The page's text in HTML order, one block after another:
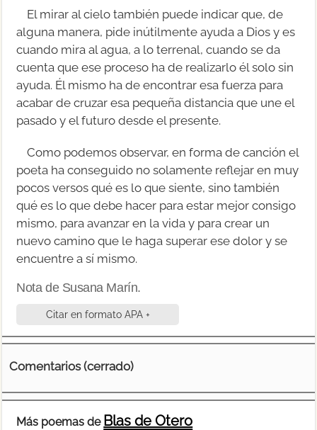
El mirar al cielo también puede indicar que, de
alguna manera, pide inútilmente ayuda a Dios y es
cuando mira al agua, a lo terrenal, cuando se da
cuenta que ese proceso ha de realizarlo él solo sin
ayuda. Él mismo ha de encontrar esa fuerza para
acabar de cruzar esa pequeña distancia que une el
pasado y el futuro desde el presente.
Como podemos observar, en forma de canción el
poeta ha conseguido no solamente reflejar en muy
pocos versos qué es lo que siente, sino también
qué es lo que debe hacer para estar mejor consigo
mismo, para avanzar en la vida y para crear un
nuevo camino que le haga superar ese dolor y se
encuentre a sí mismo.
Nota de Susana Marín.
Citar en formato APA +
Comentarios (cerrado)
Más poemas de Blas de Otero